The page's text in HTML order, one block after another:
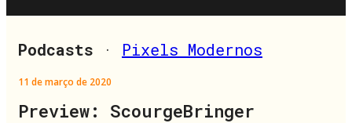
Podcasts · Pixels Modernos
11 de março de 2020
Preview: ScourgeBringer